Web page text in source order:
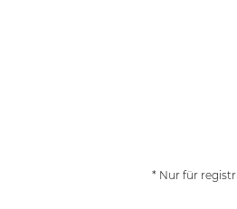
* Nur für